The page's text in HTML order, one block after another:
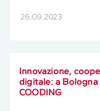
26.09.2023
Innovazione,
digitale: a
COODING